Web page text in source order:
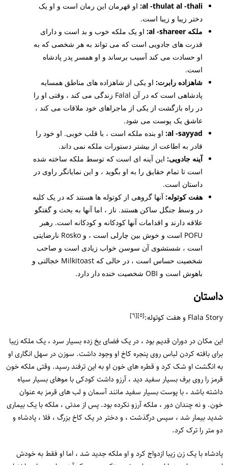
al -thulat al -thali: او قهرمان این رمان است و او یک
دختر زیبا و زیبا است.
ملکه al -shareer:
او یک ملکه خوب و بد است و دارای
قدرت های جادویی است که می تواند به هر شخصی که به
او حسادت می کند آسیب برساند و او همسر پدر پادشاه
است.
شاهزاده رابرت: او یکی از شاهزاده های مناطق همسایه
پادشاهی است که در آن Falal زندگی می کند ، وقتی او را
در راه بازگشت از یکی از ماجراهای خود ملاقات می کند ،
عاشق یک پوست می شود.
al -sayyad: او بنده ملکه است ، با قلب خوبی. او خود را
قادر به اطاعت از بیشتر دستورات ملکه نمی داند.
آینه جادویی: این آینه ای است که توسط ملکه ساخته شده
است تا تمام حقایق را به او بگوید ، و این نمایانگر راوی در
داستان است.
هفت کوتوله:آنها گروهی از کوتوله ها هستند که در یک کلبه
در وسط جنگل ساکن هستند. ناز ، اما آنها به بحث و گفتگو
علاقه دارند و اقدامات آنها کودکانه و کودکانه است. رهبر
POFU است و خوش بین چارلی است ، و Rosko نارضایتی
است ، شستشوی آن سوسن خواب زیادی است و صاحب
شخصیت حساس است ، در حالی که Milkitoast خجالتی و
باهوش است و OBI شخصیت خنده دار دارد.
داستان
Flala Story و هفت کوتوله: [٥] [٦]
این مکان در دوران قدیم بود ، در یک فضای یخ زده بسیار سرد ، یک ملکه زیبا
برای بافته کردن لباس روی پنجره کاخ او وجود داشت. سوزن در سهل انگاری او
به انگشت او شک کرد و قطره های خون او به این ترفند رسید. وقتی ملکه خون
قرمز را روی برف بسیار سفید دید ، آرزو داشت کودکی با موهای بسیار سیاه
داشته باشد ، با پوست بسیار سفید مانند آسمان و لب های قرمز به عنوان
خون. و نه چندان دور ، ملکه آرزو نکرده بود. پس از مدتی ، ملکه با یک بیماری
شدید بیمار شد ، سپس درگذشت ، و دختر در یک کاخ بزرگ ، فلا ، پادشاه و
دو متر را ترک کرد.
پادشاه با یک زن زیبا ازدواج کرد و او ملکه جدید شد ، اما او فقط به خودش